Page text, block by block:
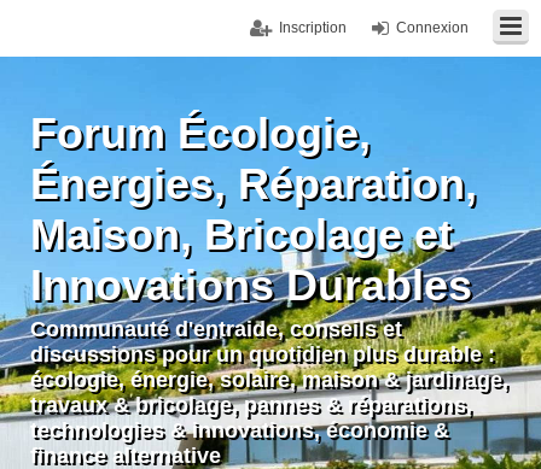
Connexion
Inscription
Forum Écologie,
Énergies, Réparation,
Maison, Bricolage et
Innovations Durables
Communauté d'entraide, conseils et
discussions pour un quotidien plus durable :
écologie, énergie, solaire, maison & jardinage,
travaux & bricolage, pannes & réparations,
technologies & innovations, économie &
finance alternative